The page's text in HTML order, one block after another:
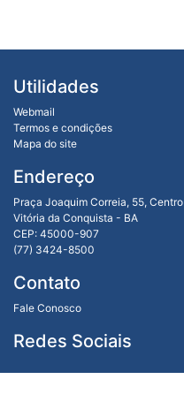
Utilidades
Webmail
Termos e condições
Mapa do site
Endereço
Praça Joaquim Correia, 55, Centro
Vitória da Conquista - BA
CEP: 45000-907
(77) 3424-8500
Contato
Fale Conosco
Redes Sociais